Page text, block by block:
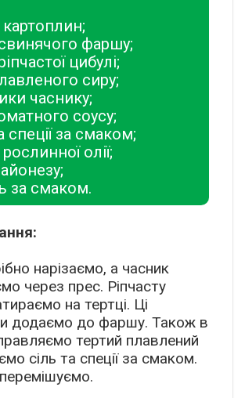
фаршу;
цибулі;
сиру;
часнику;
соусу;
спеції за смаком;
олії;
за смаком.
нарізаємо, а часник
через прес. Ріпчасту
на тертці. Ці
додаємо до фаршу. Також в
тертий плавлений
сіль та спеції за смаком.